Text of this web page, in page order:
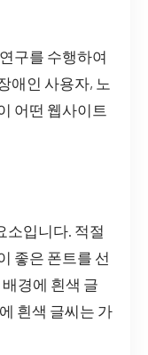
구를 수행하여
애인 사용자, 노
어떤 웹사이트
소입니다. 적절
좋은 폰트를 선
경에 흰색 글
흰색 글씨는 가